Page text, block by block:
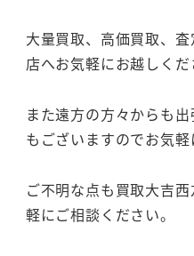
大量買取、高価買取、
店へお気軽にお越しくだ
また遠方の方々からも
もございますのでお気軽
ご不明な点も買取大吉
軽にご相談ください。